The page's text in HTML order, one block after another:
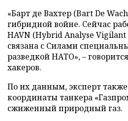
«Барт де Вахтер (Bart De
гибридной войне. Сейчас
HAVN (Hybrid Analyse
связана с Силами
разведкой НАТО», –
хакеров.
По их данным, эксперт
координаты танкера
сжиженный природный газ.